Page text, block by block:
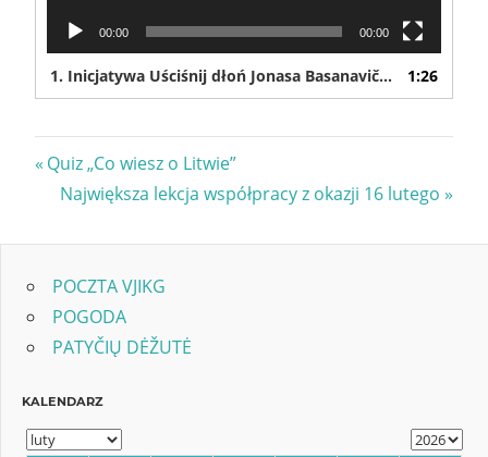
00:00 00:00
1. Inicjatywa Uściśnij dłoń Jonasa Basanavičiusa 1:26
Nawigacja
wpisu
Previous
Post:
Quiz „Co wiesz o Litwie”
Next
Największa lekcja współpracy z okazji 16 lutego
POCZTA VJIKG
POGODA
PATYČIŲ DĖŽUTĖ